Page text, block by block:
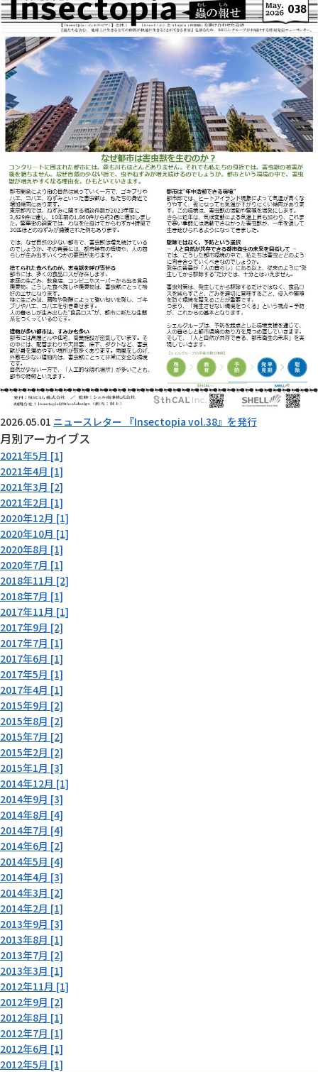
2026.05.01 ニュースレター 『Insectopia vol.38』を発行
月別アーカイブス
2021年5月 [1]
2021年4月 [1]
2021年3月 [2]
2021年2月 [1]
2020年12月 [1]
2020年10月 [1]
2020年8月 [1]
2020年7月 [1]
2018年11月 [2]
2018年7月 [1]
2017年11月 [1]
2017年9月 [2]
2017年7月 [1]
2017年6月 [1]
2017年5月 [1]
2017年4月 [1]
2015年9月 [2]
2015年8月 [2]
2015年7月 [2]
2015年2月 [2]
2015年1月 [3]
2014年12月 [1]
2014年9月 [3]
2014年8月 [4]
2014年7月 [4]
2014年6月 [2]
2014年5月 [4]
2014年4月 [3]
2014年3月 [2]
2014年2月 [1]
2013年9月 [3]
2013年8月 [1]
2013年7月 [2]
2013年3月 [1]
2012年11月 [1]
2012年9月 [2]
2012年8月 [1]
2012年7月 [1]
2012年6月 [1]
2012年5月 [1]